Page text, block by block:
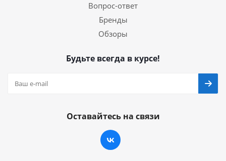
Вопрос-ответ
Бренды
Обзоры
Будьте всегда в курсе!
Оставайтесь на связи